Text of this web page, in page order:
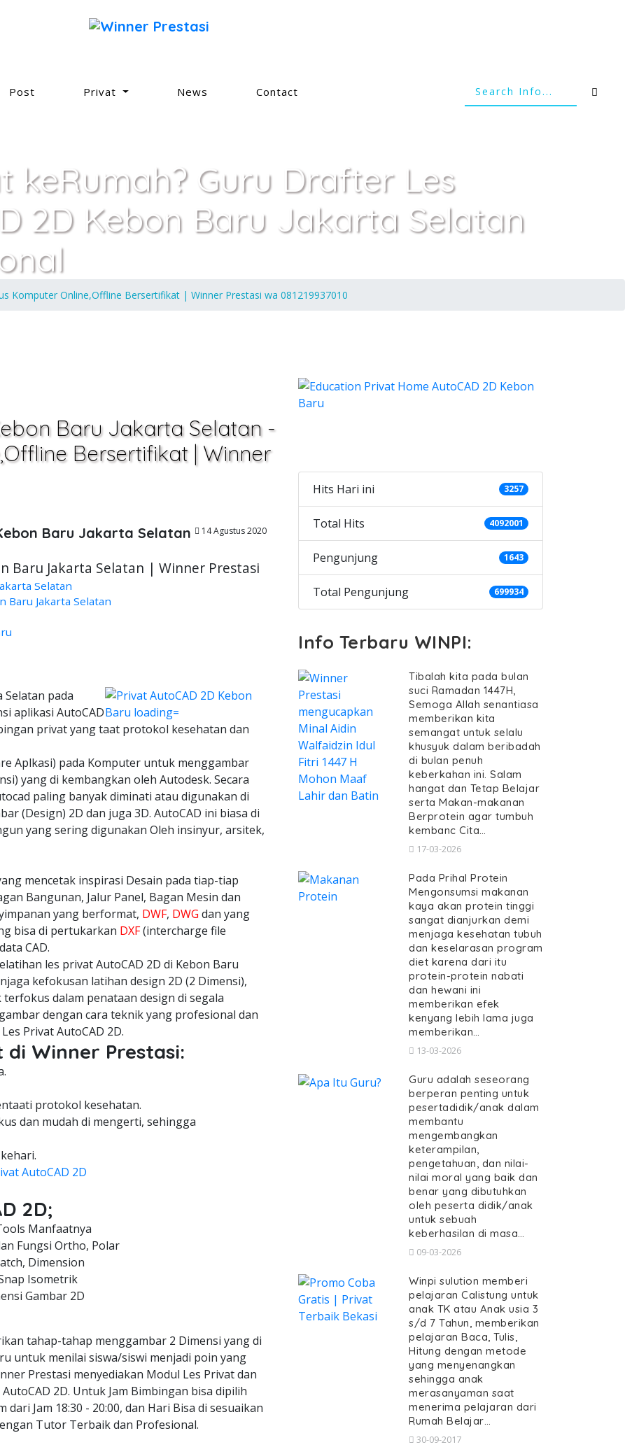
Post Privat News Contact
keRumah? Guru Drafter Les
2D Kebon Baru Jakarta Selatan
Komputer Online,Offline Bersertifikat | Winner Prestasi wa 081219937010
Baru Jakarta Selatan -
Bersertifikat | Winner
14 Agustus 2020
Baru Jakarta Selatan
Baru Jakarta Selatan | Winner Prestasi
Selatan
Baru Jakarta Selatan
Selatan pada
aplikasi AutoCAD
privat yang taat protokol kesehatan dan
Aplkasi) pada Komputer untuk menggambar
yang di kembangkan oleh Autodesk. Secara
paling banyak diminati atau digunakan di
(Design) 2D dan juga 3D. AutoCAD ini biasa di
yang sering digunakan Oleh insinyur, arsitek,
mencetak inspirasi Desain pada tiap-tiap
Bangunan, Jalur Panel, Bagan Mesin dan
yang berformat, DWF, DWG dan yang
bisa di pertukarkan DXF(intercharge file
CAD.
les privat AutoCAD 2D di Kebon Baru
kefokusan latihan design 2D (2 Dimensi),
dalam penataan design di segala
dengan cara teknik yang profesional dan
Privat AutoCAD 2D.
Winner Prestasi:
protokol kesehatan.
dan mudah di mengerti, sehingga
AutoCAD 2D
2D;
Manfaatnya
Fungsi Ortho, Polar
Dimension
Isometrik
Gambar 2D
tahap-tahap menggambar 2 Dimensi yang di
untuk menilai siswa/siswi menjadi poin yang
Prestasi menyediakan Modul Les Privat dan
2D. Untuk Jam Bimbingan bisa dipilih
Jam 18:30 - 20:00, dan Hari Bisa di sesuaikan
Tutor Terbaik dan Profesional.
Hits Hari ini 3257
Total Hits 4092001
Pengunjung 1643
Total Pengunjung 699934
Info Terbaru WINPI:
Tibalah kita pada bulan
suci Ramadan 1447H,
Semoga Allah senantiasa
memberikan kita
semangat untuk selalu
khusyuk dalam beribadah
di bulan penuh
keberkahan ini. Salam
hangat dan Tetap Belajar
serta Makan-makanan
Berprotein agar tumbuh
kembanc Cita…
17-03-2026
Pada Prihal Protein
Mengonsumsi makanan
kaya akan protein tinggi
sangat dianjurkan demi
menjaga kesehatan tubuh
dan keselarasan program
diet karena dari itu
protein-protein nabati
dan hewani ini
memberikan efek
kenyang lebih lama juga
memberikan…
13-03-2026
Guru adalah seseorang
berperan penting untuk
pesertadidik/anak dalam
membantu
mengembangkan
keterampilan,
pengetahuan, dan nilai-
nilai moral yang baik dan
benar yang dibutuhkan
oleh peserta didik/anak
untuk sebuah
keberhasilan di masa…
09-03-2026
Winpi sulution memberi
pelajaran Calistung untuk
anak TK atau Anak usia 3
s/d 7 Tahun, memberikan
pelajaran Baca, Tulis,
Hitung dengan metode
yang menyenangkan
sehingga anak
merasanyaman saat
menerima pelajaran dari
Rumah Belajar…
30-09-2017